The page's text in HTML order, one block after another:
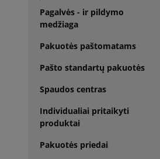
Pagalvės - ir pildymo
medžiaga
Pakuotės paštomatams
Pašto standartų pakuotės
Spaudos centras
Individualiai pritaikyti
produktai
Pakuotės priedai